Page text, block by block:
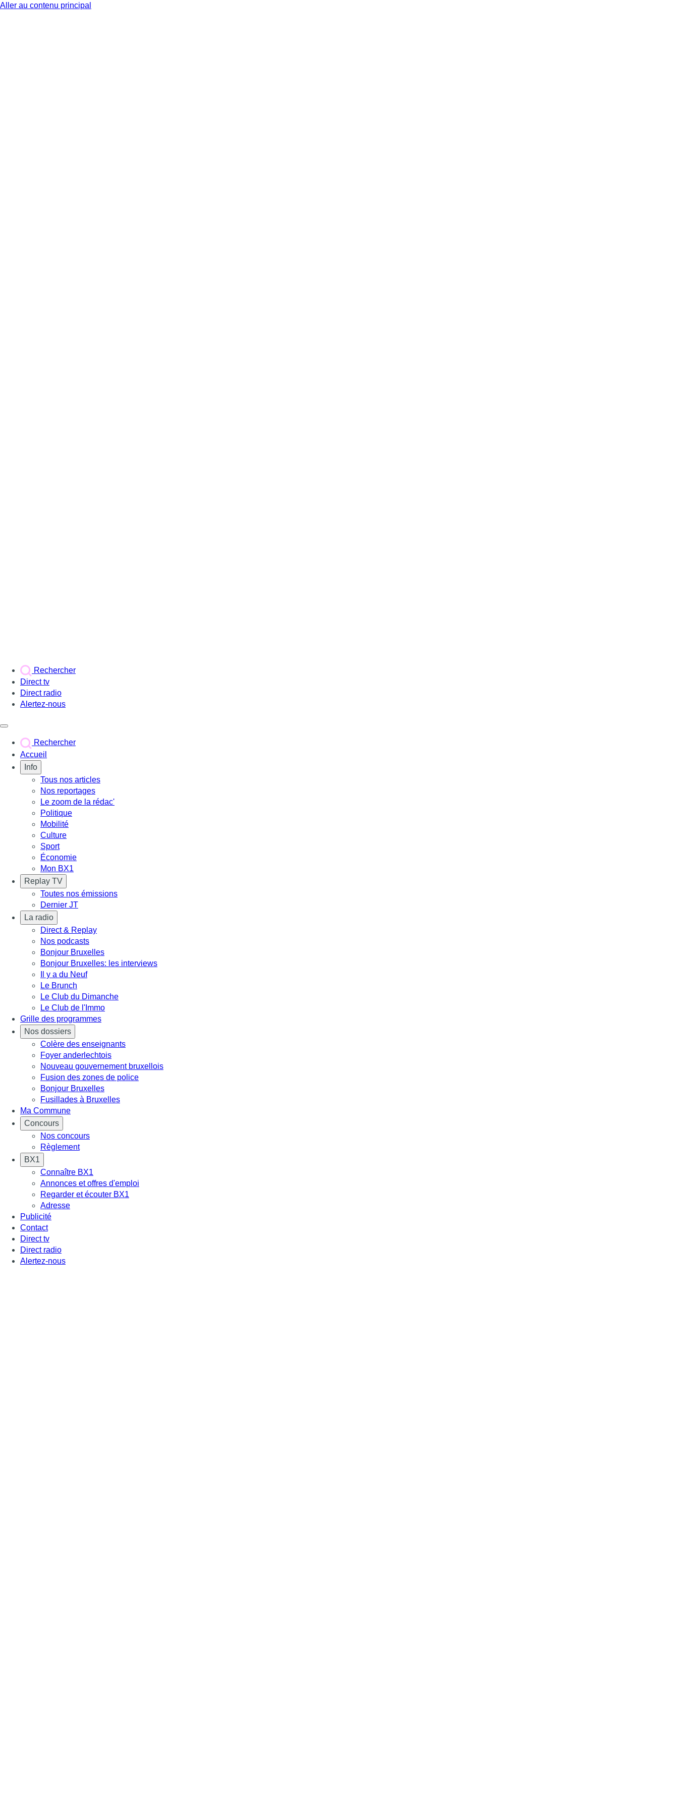
Aller au contenu principal
Rechercher
Direct tv
Direct radio
Alertez-nous
Rechercher
Accueil
Info
Tous nos articles
Nos reportages
Le zoom de la rédac'
Politique
Mobilité
Culture
Sport
Économie
Mon BX1
Replay TV
Toutes nos émissions
Dernier JT
La radio
Direct & Replay
Nos podcasts
Bonjour Bruxelles
Bonjour Bruxelles: les interviews
Il y a du Neuf
Le Brunch
Le Club du Dimanche
Le Club de l'Immo
Grille des programmes
Nos dossiers
Colère des enseignants
Foyer anderlechtois
Nouveau gouvernement bruxellois
Fusion des zones de police
Bonjour Bruxelles
Fusillades à Bruxelles
Ma Commune
Concours
Nos concours
Règlement
BX1
Connaître BX1
Annonces et offres d'emploi
Regarder et écouter BX1
Adresse
Publicité
Contact
Direct tv
Direct radio
Alertez-nous